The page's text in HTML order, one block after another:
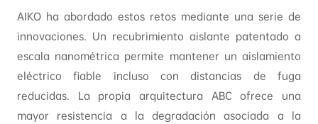
AIKO ha abordado estos retos mediante una serie de
innovaciones. Un recubrimiento aislante patentado a
escala nanométrica permite mantener un aislamiento
eléctrico fiable incluso con distancias de fuga
reducidas. La propia arquitectura ABC ofrece una
mayor resistencia a la degradación asociada a la